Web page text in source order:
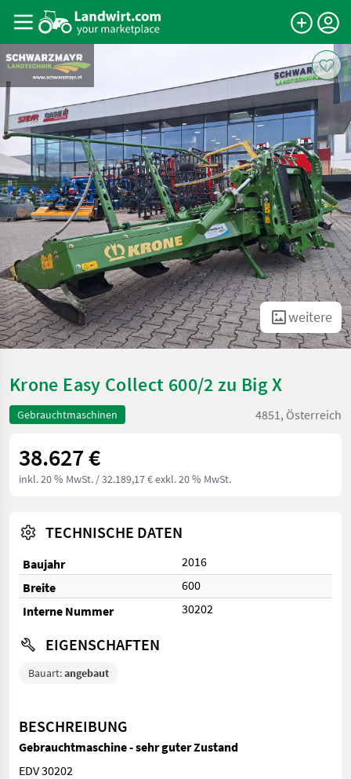
weitere
Krone Easy Collect 600/2 zu Big X
Gebrauchtmaschinen 4851, Österreich
38.627 €
inkl. 20 % MwSt. / 32.189,17 € exkl. 20 % MwSt.
TECHNISCHE DATEN
Baujahr
2016
Breite
600
Interne Nummer
30202
EIGENSCHAFTEN
Bauart:angebaut
BESCHREIBUNG
Gebrauchtmaschine - sehr guter Zustand
EDV 30202